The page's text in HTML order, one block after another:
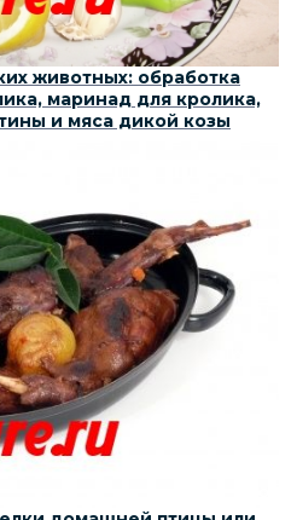
животных: обработка
маринад для кролика,
и мяса дикой козы